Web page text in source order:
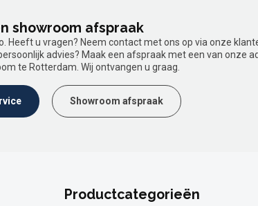
showroom afspraak
Heeft u vragen? Neem contact met ons op via onze
advies? Maak een afspraak met een van onze
te Rotterdam. Wij ontvangen u graag.
Showroom afspraak
Productcategorieën